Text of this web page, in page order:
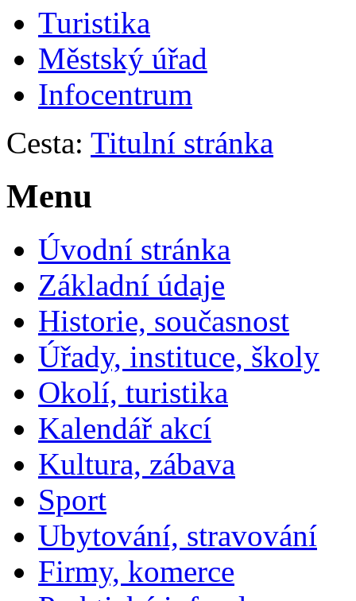
Turistika
Městský úřad
Infocentrum
Cesta: Titulní stránka
Menu
Úvodní stránka
Základní údaje
Historie, současnost
Úřady, instituce, školy
Okolí, turistika
Kalendář akcí
Kultura, zábava
Sport
Ubytování, stravování
Firmy, komerce